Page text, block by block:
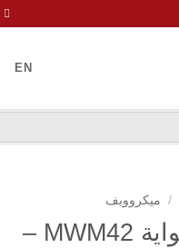
EN
/ ميكروويف
ميكروويف كينوود بالشواية MWM42 –